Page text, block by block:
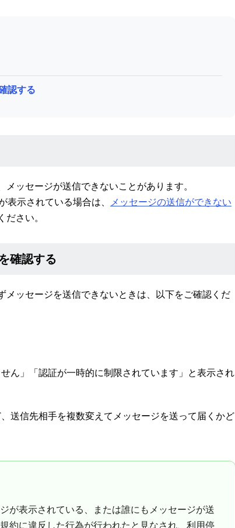
認する
ッセージが送信できないことがあります。
表示されている場合は、 メッセージの送信ができない
ださい。
確認する
メッセージを送信できないときは、以下をご確認くだ
ん」「認証が一時的に制限されています」と表示され
送信先相手を複数変えてメッセージを送って届くかど
が表示されている、または誰にもメッセージが送
約に違反した行為が行われたと見なされ、利用停